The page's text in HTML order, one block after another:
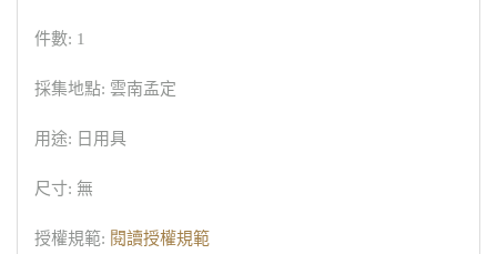
件數: 1
採集地點: 雲南孟定
用途: 日用具
尺寸: 無
授權規範: 閱讀授權規範